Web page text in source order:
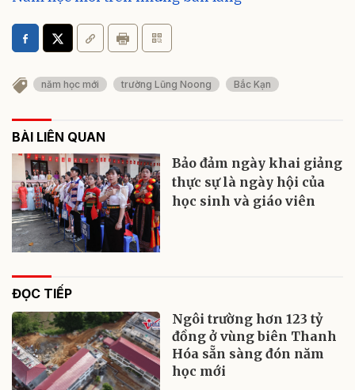
năm học mới trường Lũng Noong Bắc Kạn
BÀI LIÊN QUAN
Bảo đảm ngày khai giảng
thực sự là ngày hội của
học sinh và giáo viên
ĐỌC TIẾP
Ngôi trường hơn 123 tỷ
đồng ở vùng biên Thanh
Hóa sẵn sàng đón năm
học mới